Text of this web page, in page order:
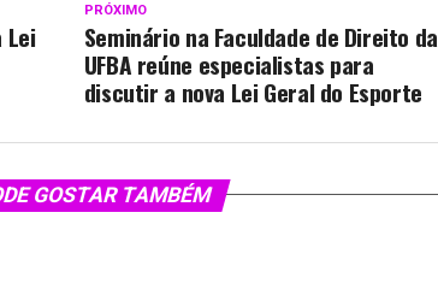
PRÓXIMO
Seminário na Faculdade de Direito da
UFBA reúne especialistas para
discutir a nova Lei Geral do Esporte
GOSTAR TAMBÉM